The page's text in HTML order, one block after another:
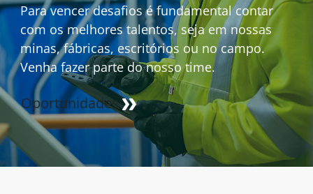
Para vencer desafios é fundamental contar
com os melhores talentos, seja em nossas
minas, fábricas, escritórios ou no campo.
Venha fazer parte do nosso time.
Oportunidades